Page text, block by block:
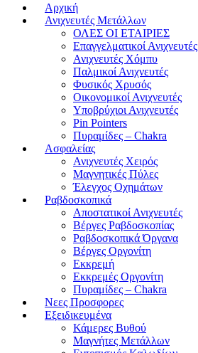
Αρχική
Ανιχνευτές Μετάλλων
ΟΛΕΣ ΟΙ ΕΤΑΙΡΙΕΣ
Επαγγελματικοί Ανιχνευτές
Ανιχνευτές Χόμπυ
Παλμικοί Ανιχνευτές
Φυσικός Χρυσός
Οικονομικοί Ανιχνευτές
Υποβρύχιοι Ανιχνευτές
Pin Pointers
Πυραμίδες – Chakra
Ασφαλείας
Ανιχνευτές Χειρός
Μαγνητικές Πύλες
Έλεγχος Οχημάτων
Ραβδοσκοπικά
Αποστατικοί Ανιχνευτές
Βέργες Ραβδοσκοπίας
Ραβδοσκοπικά Όργανα
Βέργες Οργονίτη
Εκκρεμή
Εκκρεμές Οργονίτη
Πυραμίδες – Chakra
Νεες Προσφορες
Εξειδικευμένα
Κάμερες Βυθού
Μαγνήτες Μετάλλων